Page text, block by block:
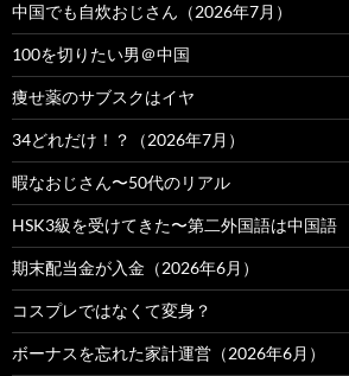
中国でも自炊おじさん（2026年7月）
100を切りたい男＠中国
痩せ薬のサブスクはイヤ
34どれだけ！？（2026年7月）
暇なおじさん〜50代のリアル
HSK3級を受けてきた〜第二外国語は中国語
期末配当金が入金（2026年6月）
コスプレではなくて変身？
ボーナスを忘れた家計運営（2026年6月）